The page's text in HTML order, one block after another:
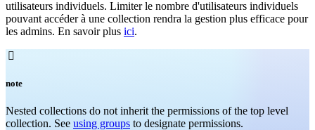
utilisateurs individuels. Limiter le nombre d'utilisateurs individuels
pouvant accéder à une collection rendra la gestion plus efficace pour
les admins. En savoir plus ici.

note
Nested collections do not inherit the permissions of the top level
collection. See using groups to designate permissions.